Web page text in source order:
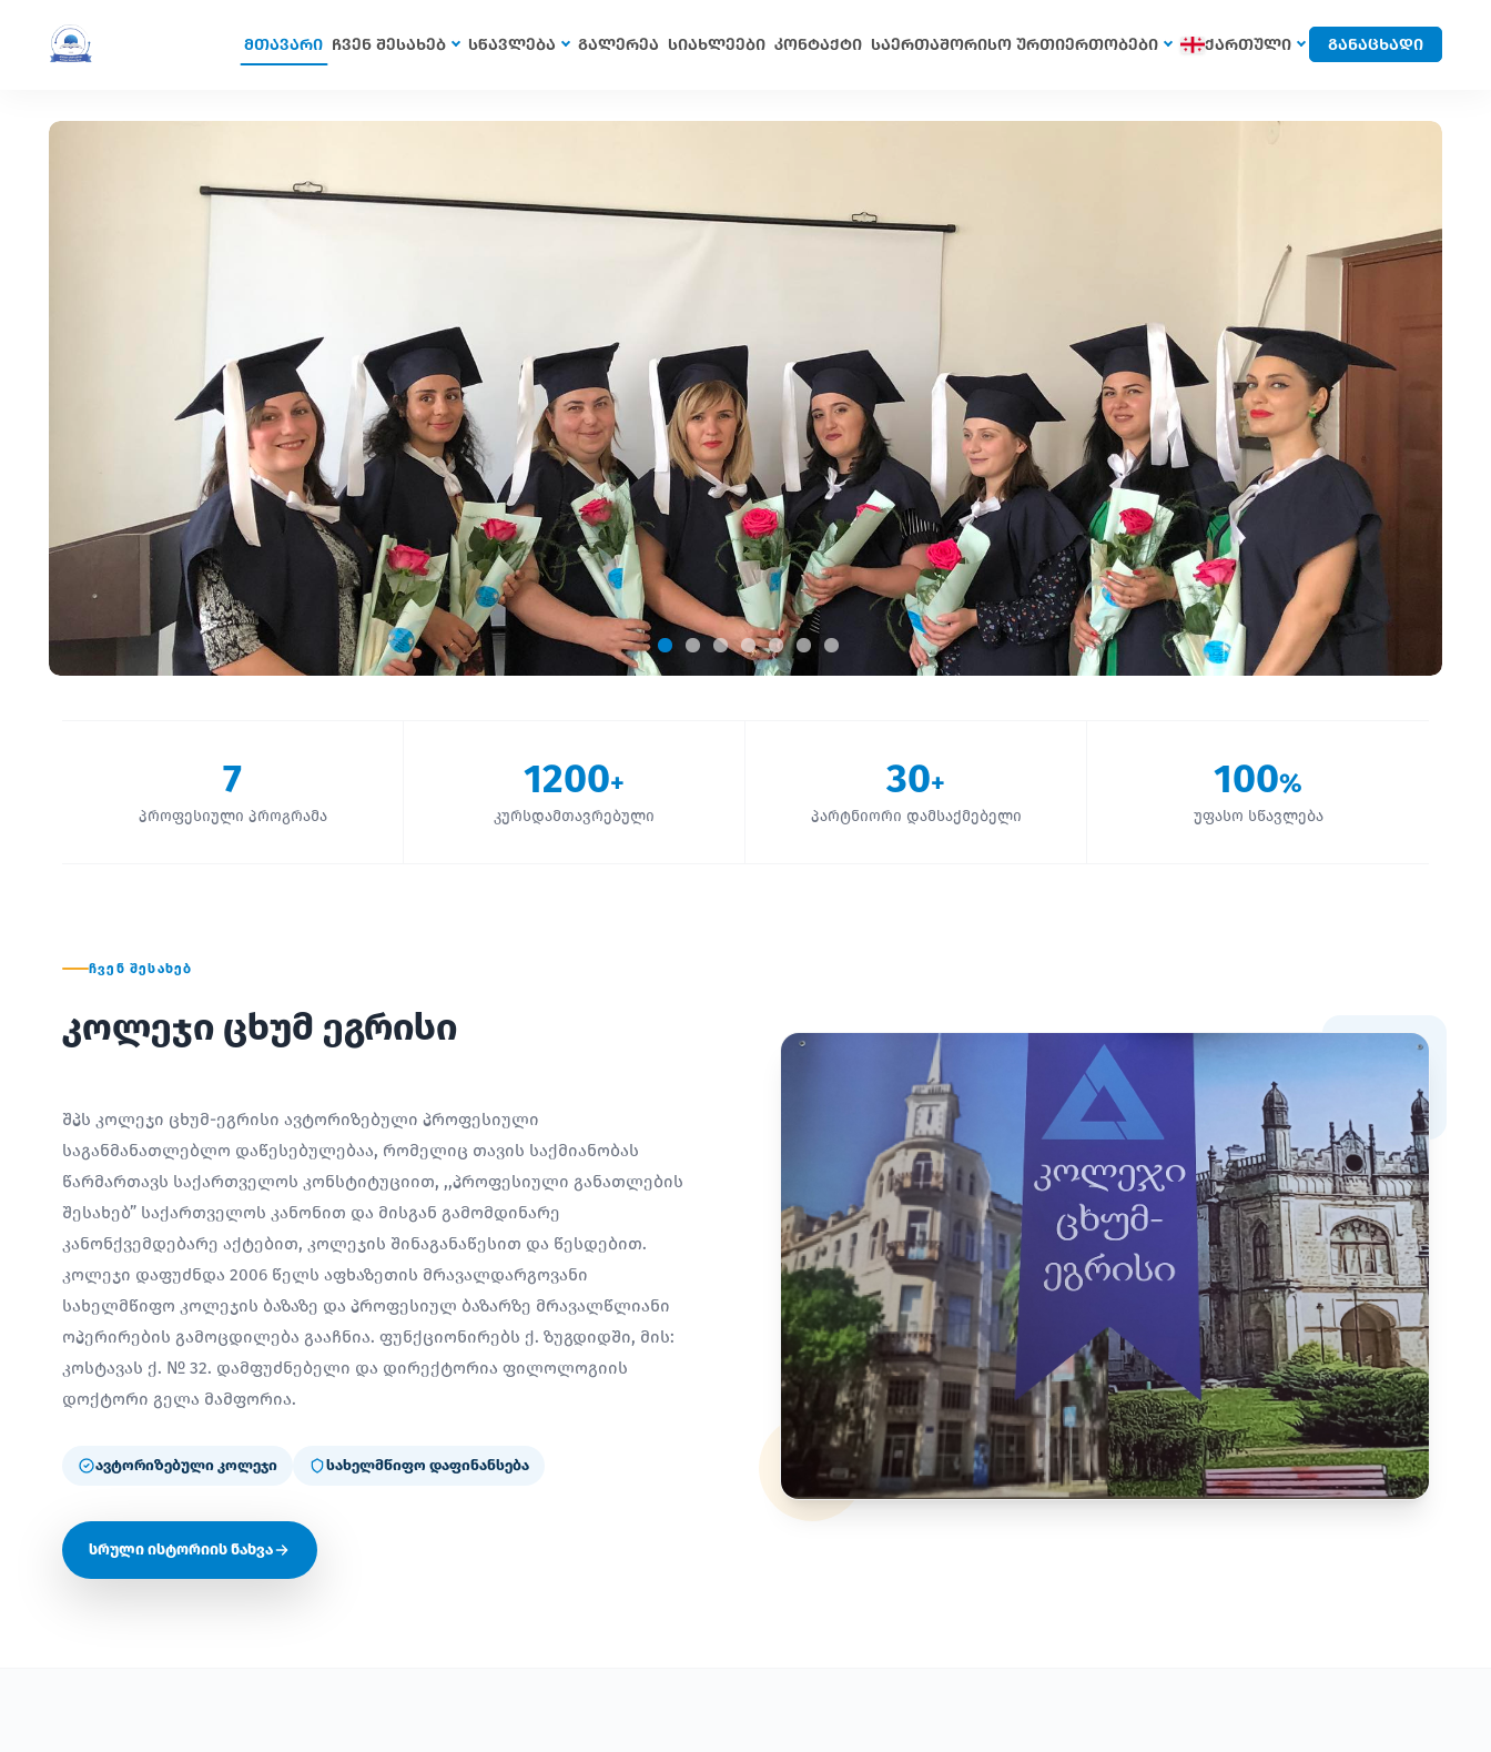
მთავარი ჩვენ შესახებ სწავლება გალერეა სიახლეები კონტაქტი საერთაშორისო ურთიერთობები ქართული განაცხადი
7
პროფესიული პროგრამა
1200+
კურსდამთავრებული
30+
პარტნიორი დამსაქმებელი
100%
უფასო სწავლება
ᲩᲕᲔᲜ ᲨᲔᲡᲐᲮᲔᲑ
კოლეჯი ცხუმ ეგრისი
შპს კოლეჯი ცხუმ-ეგრისი ავტორიზებული პროფესიული
საგანმანათლებლო დაწესებულებაა, რომელიც თავის საქმიანობას
წარმართავს საქართველოს კონსტიტუციით, ,,პროფესიული განათლების
შესახებ” საქართველოს კანონით და მისგან გამომდინარე
კანონქვემდებარე აქტებით, კოლეჯის შინაგანაწესით და წესდებით.
კოლეჯი დაფუძნდა 2006 წელს აფხაზეთის მრავალდარგოვანი
სახელმწიფო კოლეჯის ბაზაზე და პროფესიულ ბაზარზე მრავალწლიანი
ოპერირების გამოცდილება გააჩნია. ფუნქციონირებს ქ. ზუგდიდში, მის:
კოსტავას ქ. № 32. დამფუძნებელი და დირექტორია ფილოლოგიის
დოქტორი გელა მამფორია.
ავტორიზებული კოლეჯი სახელმწიფო დაფინანსება
სრული ისტორიის ნახვა